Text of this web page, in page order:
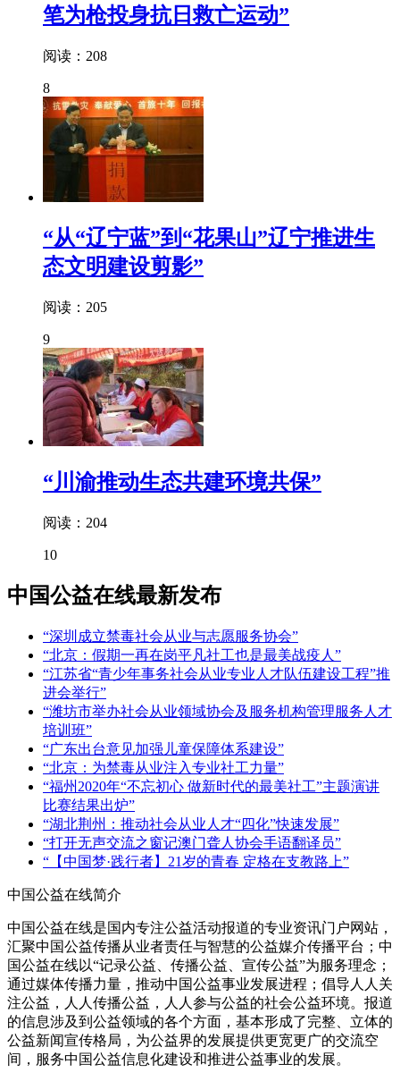
笔为枪投身抗日救亡运动”
阅读：208
8
“从“辽宁蓝”到“花果山”辽宁推进生
态文明建设剪影”
阅读：205
9
“川渝推动生态共建环境共保”
阅读：204
10
中国公益在线最新发布
“深圳成立禁毒社会从业与志愿服务协会”
“北京：假期一再在岗平凡社工也是最美战疫人”
“江苏省“青少年事务社会从业专业人才队伍建设工程”推
进会举行”
“潍坊市举办社会从业领域协会及服务机构管理服务人才
培训班”
“广东出台意见加强儿童保障体系建设”
“北京：为禁毒从业注入专业社工力量”
“福州2020年“不忘初心 做新时代的最美社工”主题演讲
比赛结果出炉”
“湖北荆州：推动社会从业人才“四化”快速发展”
“打开无声交流之窗记澳门聋人协会手语翻译员”
“【中国梦·践行者】21岁的青春 定格在支教路上”
中国公益在线简介
中国公益在线是国内专注公益活动报道的专业资讯门户网站，
汇聚中国公益传播从业者责任与智慧的公益媒介传播平台；中
国公益在线以“记录公益、传播公益、宣传公益”为服务理念；
通过媒体传播力量，推动中国公益事业发展进程；倡导人人关
注公益，人人传播公益，人人参与公益的社会公益环境。报道
的信息涉及到公益领域的各个方面，基本形成了完整、立体的
公益新闻宣传格局，为公益界的发展提供更宽更广的交流空
间，服务中国公益信息化建设和推进公益事业的发展。